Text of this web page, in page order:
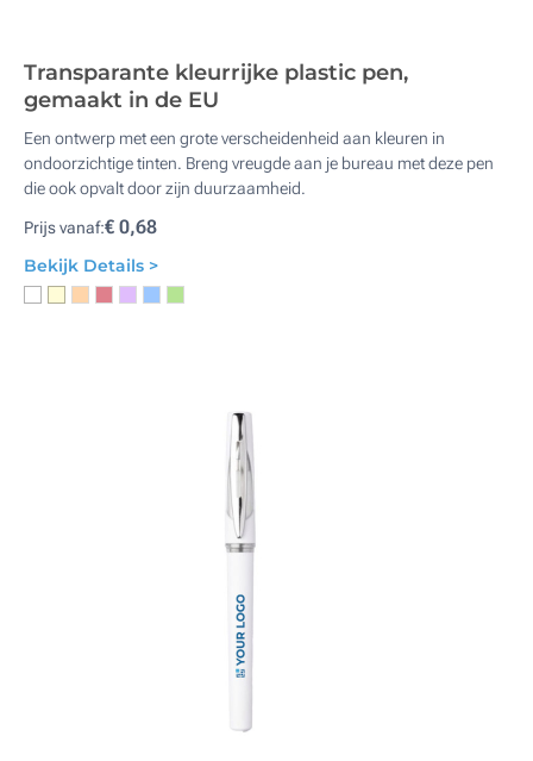
Transparante kleurrijke plastic pen,
gemaakt in de EU
Een ontwerp met een grote verscheidenheid aan kleuren in
ondoorzichtige tinten. Breng vreugde aan je bureau met deze pen
die ook opvalt door zijn duurzaamheid.
Prijs vanaf:€ 0,68
Bekijk Details >